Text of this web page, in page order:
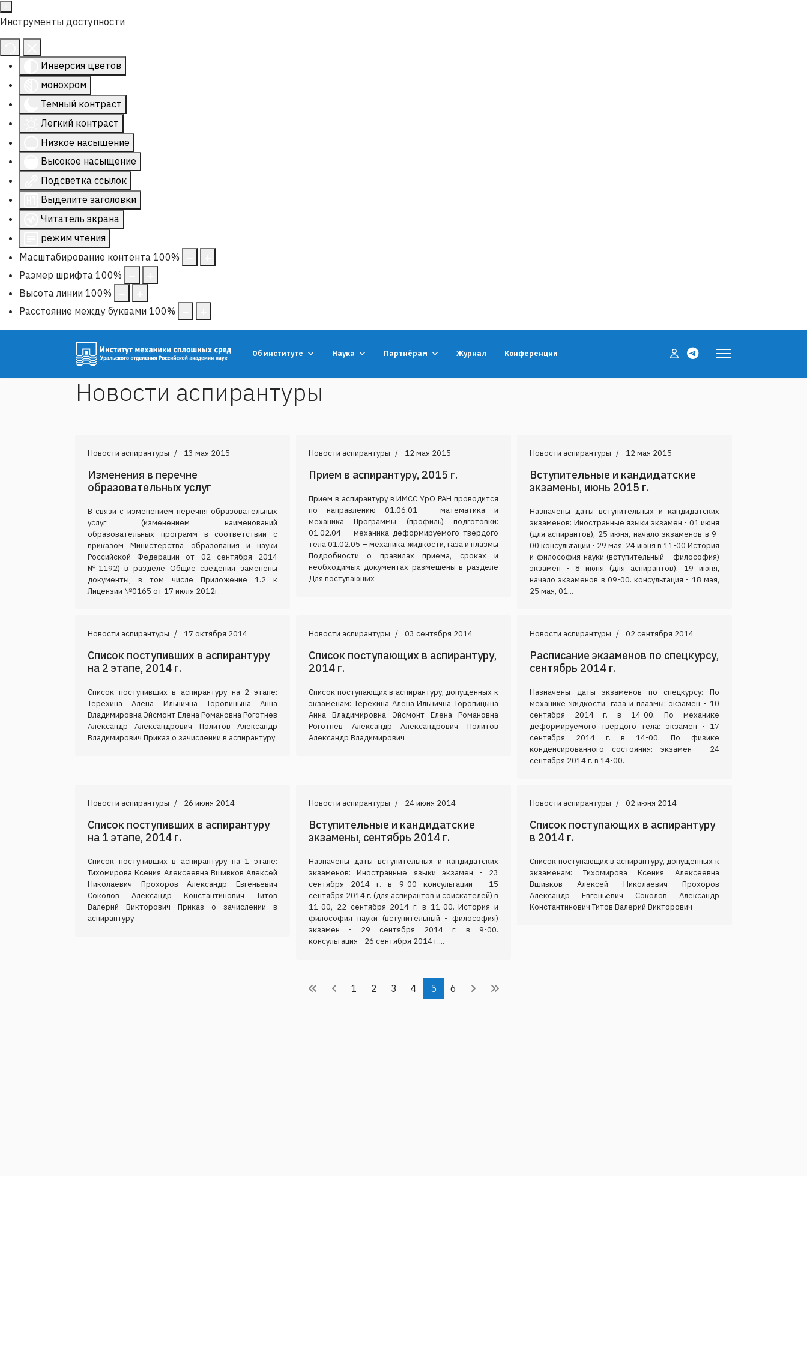
Инструменты доступности
Инверсия цветов
монохром
Темный контраст
Легкий контраст
Низкое насыщение
Высокое насыщение
Подсветка ссылок
Выделите заголовки
Читатель экрана
режим чтения
Масштабирование контента 100%
Размер шрифта 100%
Высота линии 100%
Расстояние между буквами 100%
Об институте Наука Партнёрам Журнал Конференции
Новости аспирантуры
Новости аспирантуры 13 мая 2015
Изменения в перечне
образовательных услуг
В связи с изменением перечня образовательных
услуг (изменением наименований
образовательных программ в соответствии с
приказом Министерства образования и науки
Российской Федерации от 02 сентября 2014
№1192) в разделе Общие сведения заменены
документы, в том числе Приложение 1.2 к
Лицензии №0165 от 17 июля 2012г.
Новости аспирантуры 12 мая 2015
Прием в аспирантуру, 2015 г.
Прием в аспирантуру в ИМСС УрО РАН проводится
по направлению 01.06.01 – математика и
механика Программы (профиль) подготовки:
01.02.04 – механика деформируемого твердого
тела 01.02.05 – механика жидкости, газа и плазмы
Подробности о правилах приема, сроках и
необходимых документах размещены в разделе
Для поступающих
Новости аспирантуры 12 мая 2015
Вступительные и кандидатские
экзамены, июнь 2015 г.
Назначены даты вступительных и кандидатских
экзаменов: Иностранные языки экзамен - 01 июня
(для аспирантов), 25 июня, начало экзаменов в 9-
00 консультации - 29 мая, 24 июня в 11-00 История
и философия науки (вступительный - философия)
экзамен - 8 июня (для аспирантов), 19 июня,
начало экзаменов в 09-00. консультация - 18 мая,
25 мая, 01...
Новости аспирантуры 17 октября 2014
Список поступивших в аспирантуру
на 2 этапе, 2014 г.
Список поступивших в аспирантуру на 2 этапе:
Терехина Алена Ильнична Торопицына Анна
Владимировна Эйсмонт Елена Романовна Роготнев
Александр Александрович Политов Александр
Владимирович Приказ о зачислении в аспирантуру
Новости аспирантуры 03 сентября 2014
Список поступающих в аспирантуру,
2014 г.
Список поступающих в аспирантуру, допущенных к
экзаменам: Терехина Алена Ильнична Торопицына
Анна Владимировна Эйсмонт Елена Романовна
Роготнев Александр Александрович Политов
Александр Владимирович
Новости аспирантуры 02 сентября 2014
Расписание экзаменов по спецкурсу,
сентябрь 2014 г.
Назначены даты экзаменов по спецкурсу: По
механике жидкости, газа и плазмы: экзамен - 10
сентября 2014 г. в 14-00. По механике
деформируемого твердого тела: экзамен - 17
сентября 2014 г. в 14-00. По физике
конденсированного состояния: экзамен - 24
сентября 2014 г. в 14-00.
Новости аспирантуры 26 июня 2014
Список поступивших в аспирантуру
на 1 этапе, 2014 г.
Список поступивших в аспирантуру на 1 этапе:
Тихомирова Ксения Алексеевна Вшивков Алексей
Николаевич Прохоров Александр Евгеньевич
Соколов Александр Константинович Титов
Валерий Викторович Приказ о зачислении в
аспирантуру
Новости аспирантуры 24 июня 2014
Вступительные и кандидатские
экзамены, сентябрь 2014 г.
Назначены даты вступительных и кандидатских
экзаменов: Иностранные языки экзамен - 23
сентября 2014 г. в 9-00 консультации - 15
сентября 2014 г. (для аспирантов и соискателей) в
11-00, 22 сентября 2014 г. в 11-00. История и
философия науки (вступительный - философия)
экзамен - 29 сентября 2014 г. в 9-00.
консультация - 26 сентября 2014 г....
Новости аспирантуры 02 июня 2014
Список поступающих в аспирантуру
в 2014 г.
Список поступающих в аспирантуру, допущенных к
экзаменам: Тихомирова Ксения Алексеевна
Вшивков Алексей Николаевич Прохоров
Александр Евгеньевич Соколов Александр
Константинович Титов Валерий Викторович
1 2 3 4 5 6